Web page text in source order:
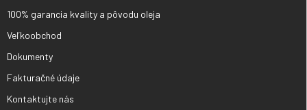
100% garancia kvality a pôvodu oleja
Veľkoobchod
Dokumenty
Fakturačné údaje
Kontaktujte nás